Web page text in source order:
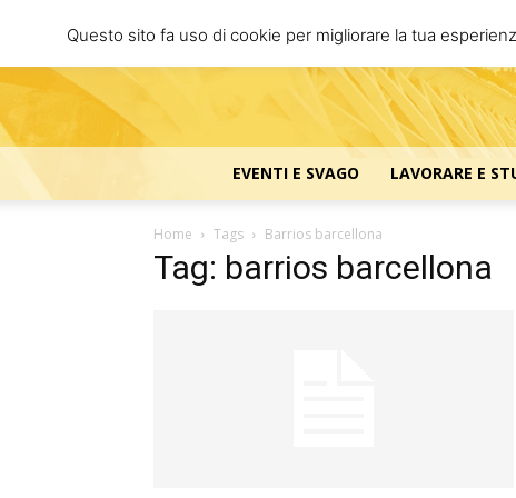
EVENTI E SVAGO LAVORARE E
Home Tags Barrios barcellona
Tag: barrios barcellona
Questo sito fa uso di cookie per migliorare la tua